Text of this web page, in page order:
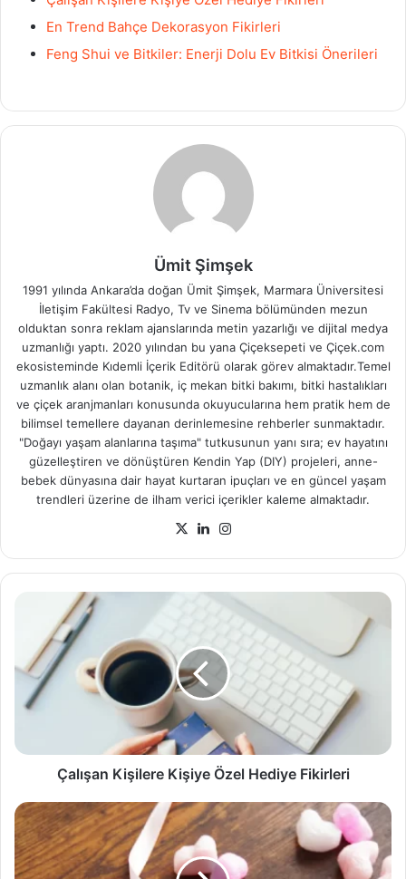
En Trend Bahçe Dekorasyon Fikirleri
Feng Shui ve Bitkiler: Enerji Dolu Ev Bitkisi Önerileri
Ümit Şimşek
1991 yılında Ankara’da doğan Ümit Şimşek, Marmara Üniversitesi
İletişim Fakültesi Radyo, Tv ve Sinema bölümünden mezun
olduktan sonra reklam ajanslarında metin yazarlığı ve dijital medya
uzmanlığı yaptı. 2020 yılından bu yana Çiçeksepeti ve Çiçek.com
ekosisteminde Kıdemli İçerik Editörü olarak görev almaktadır.Temel
uzmanlık alanı olan botanik, iç mekan bitki bakımı, bitki hastalıkları
ve çiçek aranjmanları konusunda okuyucularına hem pratik hem de
bilimsel temellere dayanan derinlemesine rehberler sunmaktadır.
"Doğayı yaşam alanlarına taşıma" tutkusunun yanı sıra; ev hayatını
güzelleştiren ve dönüştüren Kendin Yap (DIY) projeleri, anne-
bebek dünyasına dair hayat kurtaran ipuçları ve en güncel yaşam
trendleri üzerine de ilham verici içerikler kaleme almaktadır.
X LinkedIn
Kişiye
Özel
Hediye
Fikirleri
Çalışan Kişilere Kişiye Özel Hediye Fikirleri
Modayı
Takip
Edenlere
Kişiye